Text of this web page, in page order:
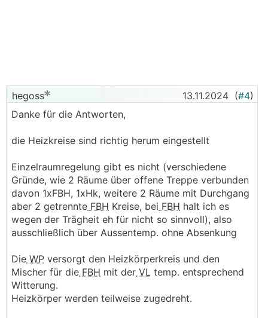
hegoss 13.11.2024 (#4)
Danke für die Antworten,
die Heizkreise sind richtig herum eingestellt
Einzelraumregelung gibt es nicht (verschiedene
Gründe, wie 2 Räume über offene Treppe verbunden
davon 1xFBH, 1xHk, weitere 2 Räume mit Durchgang
aber 2 getrennte FBH Kreise, bei FBH halt ich es
wegen der Trägheit eh für nicht so sinnvoll), also
ausschließlich über Aussentemp. ohne Absenkung
Die WP versorgt den Heizkörperkreis und den
Mischer für die FBH mit der VL temp. entsprechend
Witterung.
Heizkörper werden teilweise zugedreht.